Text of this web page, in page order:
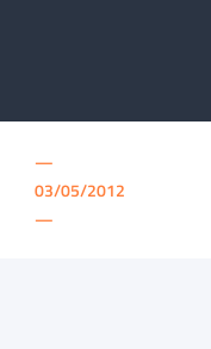
—
03/05/2012
—